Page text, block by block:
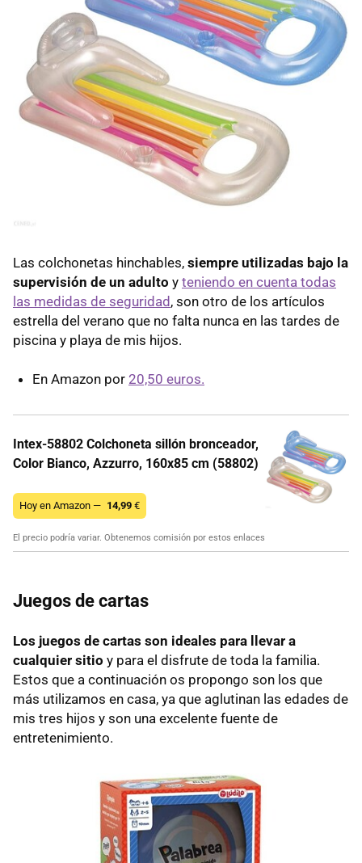
Las colchonetas hinchables, siempre utilizadas bajo la
supervisión de un adulto y teniendo en cuenta todas
las medidas de seguridad , son otro de los artículos
estrella del verano que no falta nunca en las tardes de
piscina y playa de mis hijos.
En Amazon por 20,50 euros.
Intex-58802 Colchoneta sillón bronceador,
Color Bianco, Azzurro, 160x85 cm (58802)
Hoy en Amazon — 14,99 €
El precio podría variar. Obtenemos comisión por estos enlaces
Juegos de cartas
Los juegos de cartas son ideales para llevar a
cualquier sitio y para el disfrute de toda la familia.
Estos que a continuación os propongo son los que
más utilizamos en casa, ya que aglutinan las edades de
mis tres hijos y son una excelente fuente de
entretenimiento.